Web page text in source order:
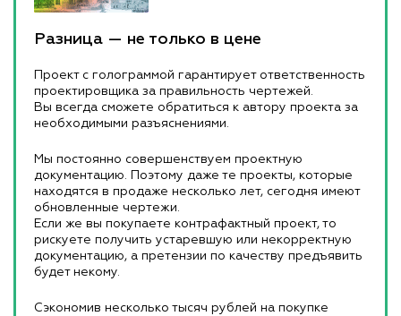
Разница — не только в цене
Проект с голограммой гарантирует ответственность
проектировщика за правильность чертежей.
Вы всегда сможете обратиться к автору проекта за
необходимыми разъяснениями.
Мы постоянно совершенствуем проектную
документацию. Поэтому даже те проекты, которые
находятся в продаже несколько лет, сегодня имеют
обновленные чертежи.
Если же вы покупаете контрафактный проект, то
рискуете получить устаревшую или некорректную
документацию, а претензии по качеству предъявить
будет некому.
Сэкономив несколько тысяч рублей на покупке